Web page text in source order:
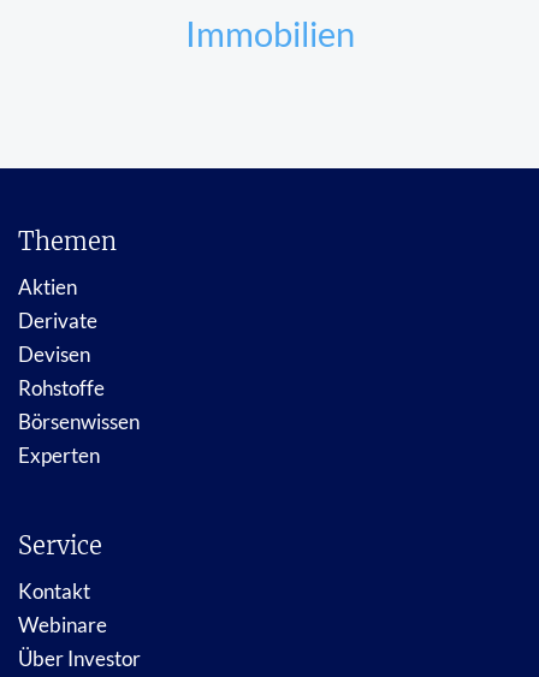
Immobilien
Themen
Aktien
Derivate
Devisen
Rohstoffe
Börsenwissen
Experten
Service
Kontakt
Webinare
Über Investor